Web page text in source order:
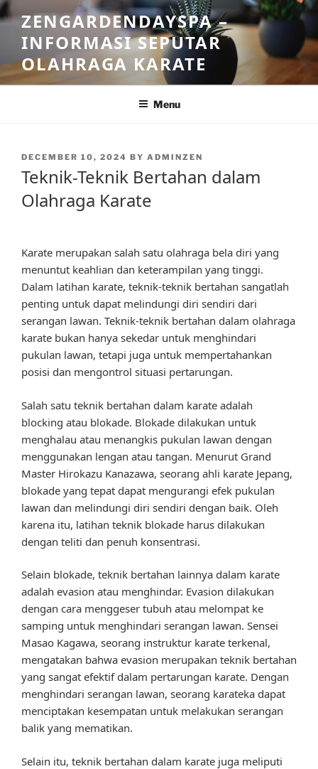
Skip
to
content
ZENGARDENDAYSPA –
INFORMASI SEPUTAR
OLAHRAGA KARATE
Menu
POSTED
DECEMBER 10, 2024 BY ADMINZEN
Teknik-Teknik Bertahan dalam
Olahraga Karate
Karate merupakan salah satu olahraga bela diri yang
menuntut keahlian dan keterampilan yang tinggi.
Dalam latihan karate, teknik-teknik bertahan sangatlah
penting untuk dapat melindungi diri sendiri dari
serangan lawan. Teknik-teknik bertahan dalam olahraga
karate bukan hanya sekedar untuk menghindari
pukulan lawan, tetapi juga untuk mempertahankan
posisi dan mengontrol situasi pertarungan.
Salah satu teknik bertahan dalam karate adalah
blocking atau blokade. Blokade dilakukan untuk
menghalau atau menangkis pukulan lawan dengan
menggunakan lengan atau tangan. Menurut Grand
Master Hirokazu Kanazawa, seorang ahli karate Jepang,
blokade yang tepat dapat mengurangi efek pukulan
lawan dan melindungi diri sendiri dengan baik. Oleh
karena itu, latihan teknik blokade harus dilakukan
dengan teliti dan penuh konsentrasi.
Selain blokade, teknik bertahan lainnya dalam karate
adalah evasion atau menghindar. Evasion dilakukan
dengan cara menggeser tubuh atau melompat ke
samping untuk menghindari serangan lawan. Sensei
Masao Kagawa, seorang instruktur karate terkenal,
mengatakan bahwa evasion merupakan teknik bertahan
yang sangat efektif dalam pertarungan karate. Dengan
menghindari serangan lawan, seorang karateka dapat
menciptakan kesempatan untuk melakukan serangan
balik yang mematikan.
Selain itu, teknik bertahan dalam karate juga meliputi